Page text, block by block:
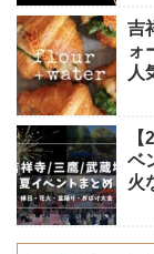
吉
ォ
人
ベ
火